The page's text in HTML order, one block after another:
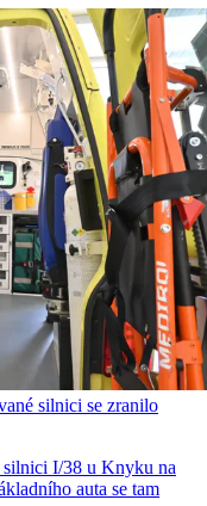
silnici se zranilo
I/38 u Knyku na
auta se tam